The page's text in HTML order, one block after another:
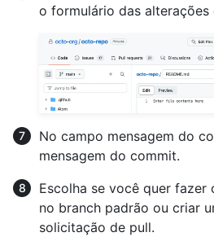
o formulário das alterações
No campo mensagem do
mensagem do commit.
Escolha se você quer
no branch padrão ou criar
solicitação de pull.